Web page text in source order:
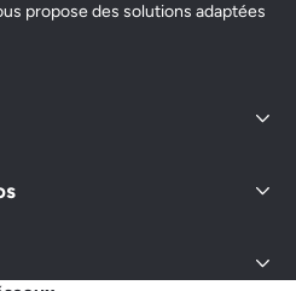
propose des solutions adaptées